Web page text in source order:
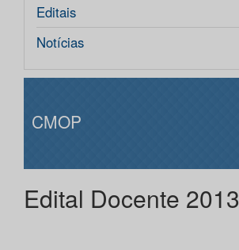
Editais
Notícias
CMOP
Edital Docente 2013